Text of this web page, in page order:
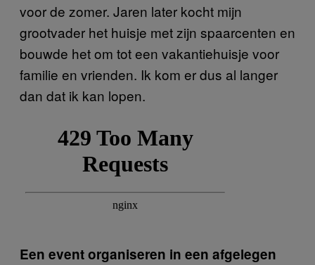
voor de zomer. Jaren later kocht mijn
grootvader het huisje met zijn spaarcenten en
bouwde het om tot een vakantiehuisje voor
familie en vrienden. Ik kom er dus al langer
dan dat ik kan lopen.
Een event organiseren in een afgelegen